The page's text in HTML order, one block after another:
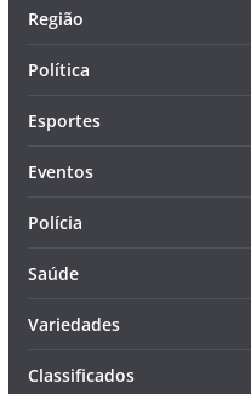
Região
Política
Esportes
Eventos
Polícia
Saúde
Variedades
Classificados